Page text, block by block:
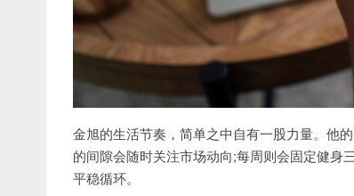
金旭的生活节奏，简单之中自有一股力量。他
的间隙会随时关注市场动向;每周则会固定健身
平稳循环。